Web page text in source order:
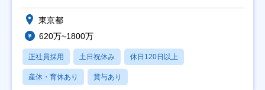
東京都
620万~1800万
正社員採用 土日祝休み 休日120日以上
産休・育休あり 賞与あり